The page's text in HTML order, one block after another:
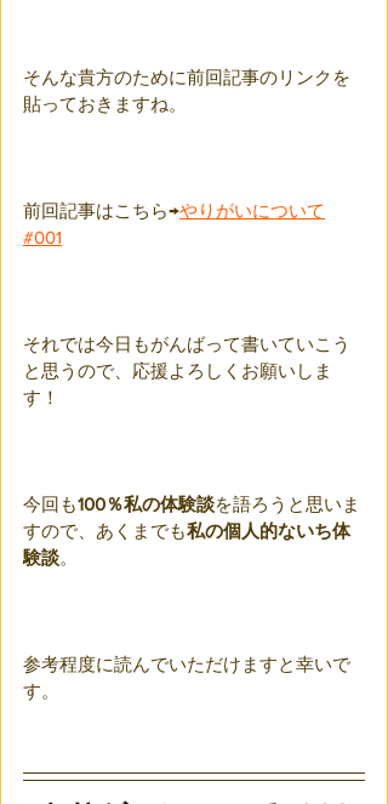
そんな貴方のために前回記事のリンクを
貼っておきますね。
前回記事はこちら→やりがいについて
#001
それでは今日もがんばって書いていこう
と思うので、応援よろしくお願いしま
す！
今回も100％私の体験談を語ろうと思いま
すので、あくまでも私の個人的ないち体
験談。
参考程度に読んでいただけますと幸いで
す。